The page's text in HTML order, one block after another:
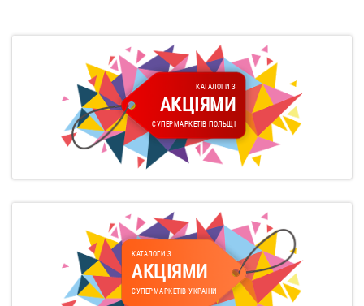
КАТАЛОГИ З
АКЦІЯМИ
СУПЕРМАРКЕТІВ ПОЛЬЩІ
КАТАЛОГИ З
АКЦІЯМИ
СУПЕРМАРКЕТІВ УКРАЇНИ